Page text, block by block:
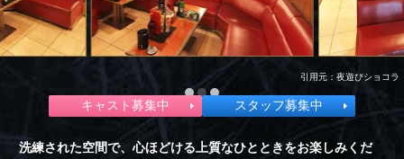
引用元：夜遊びショコラ
キャスト募集中 スタッフ募集中
洗練された空間で、心ほどける上質なひとときをお楽しみくだ